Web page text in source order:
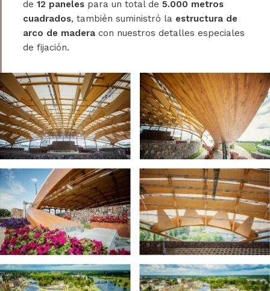
de 12 paneles para un total de 5.000 metros
cuadrados, también suministró la estructura de
arco de madera con nuestros detalles especiales
de fijación.